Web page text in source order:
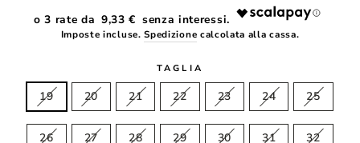
listino9,33 €
Imposte incluse.Spedizione calcolata alla cassa.
TAGLIA
19 20 21 22 23 24 25
26 27 28 29 30 31 32